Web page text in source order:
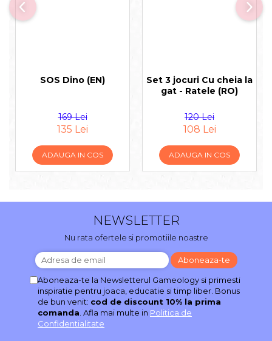
SOS Dino (EN)
169 Lei
135 Lei
ADAUGA IN COS
Set 3 jocuri Cu cheia la
gat - Ratele (RO)
120 Lei
108 Lei
ADAUGA IN COS
NEWSLETTER
Nu rata ofertele si promotiile noastre
Aboneaza-te la Newsletterul Gameology si primesti
inspiratie pentru joaca, educatie si timp liber. Bonus
de bun venit: cod de discount 10% la prima
comanda. Afla mai multe in Politica de
Confidentialitate